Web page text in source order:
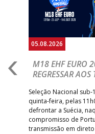
05.08.2026
M18 EHF EURO
REGRESSAR
Seleção Nacional
quinta-feira, pelas
defrontar a Suécia,
compromisso de
transmissão em direto